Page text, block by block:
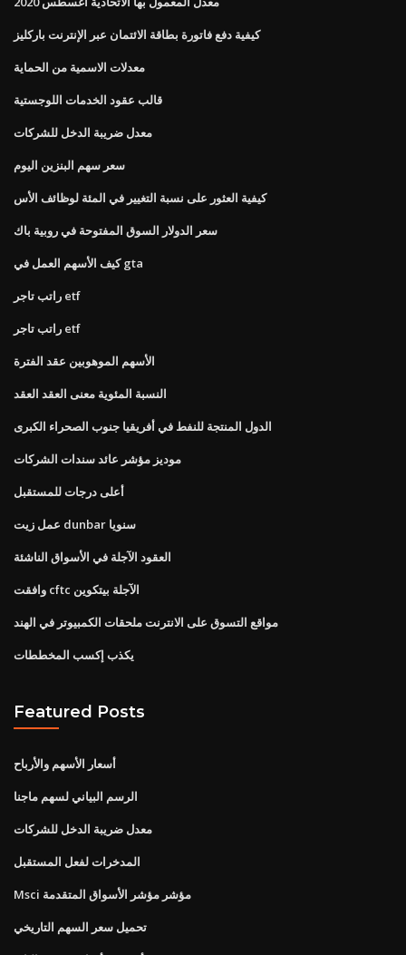
كيفية دفع فاتورة بطاقة الائتمان عبر الإنترنت باركليز
معدلات الاسمية من الحماية
قالب عقود الخدمات اللوجستية
معدل ضريبة الدخل للشركات
سعر سهم البنزين اليوم
كيفية العثور على نسبة التغيير في المئة لوظائف الأس
سعر الدولار السوق المفتوحة في روبية باك
كيف الأسهم العمل في gta
راتب تاجر etf
راتب تاجر etf
الأسهم الموهوبين عقد الفترة
النسبة المئوية معنى العقد العقد
الدول المنتجة للنفط في أفريقيا جنوب الصحراء الكبرى
موديز مؤشر عائد سندات الشركات
أعلى درجات للمستقبل
عمل زيت dunbar سنويا
العقود الآجلة في الأسواق الناشئة
وافقت cftc الآجلة بيتكوين
مواقع التسوق على الانترنت ملحقات الكمبيوتر في الهند
يكذب إكسب المخططات
Featured Posts
أسعار الأسهم والأرباح
الرسم البياني لسهم ماجنا
معدل ضريبة الدخل للشركات
المدخرات لفعل المستقبل
Msci مؤشر مؤشر الأسواق المتقدمة
تحميل سعر السهم التاريخي